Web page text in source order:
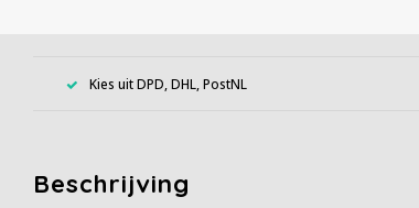
Kies uit DPD, DHL, PostNL
Beschrijving